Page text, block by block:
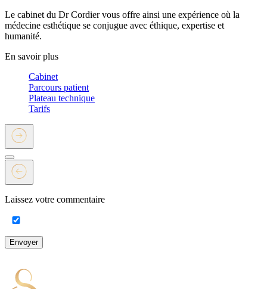
Le cabinet du Dr Cordier vous offre ainsi une expérience où la
médecine esthétique se conjugue avec éthique, expertise et
humanité.
En savoir plus
Cabinet
Parcours patient
Plateau technique
Tarifs
Laissez votre commentaire
Envoyer